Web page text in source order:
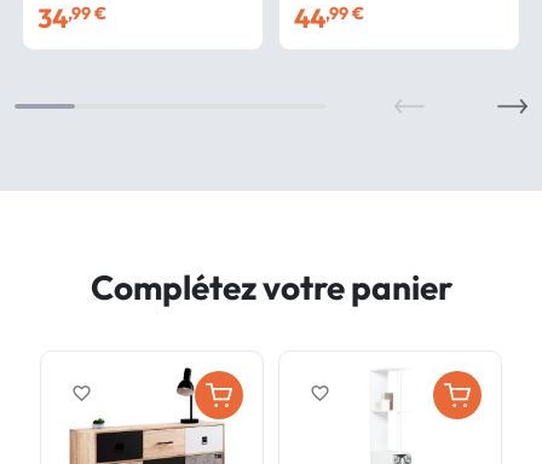
34,99 € 44,99 €
Complétez votre panier
favorite_border favorite_border